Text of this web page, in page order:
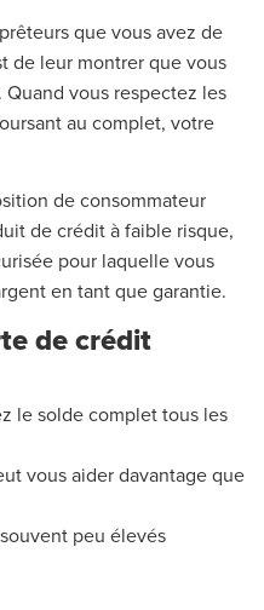
que vous avez de
de leur montrer que vous
vous respectez les
au complet, votre
de consommateur
de crédit à faible risque,
pour laquelle vous
en tant que garantie.
de crédit
le solde complet tous les
vous aider davantage que
peu élevés